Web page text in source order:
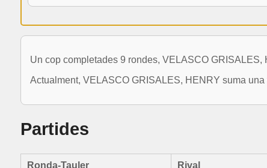
Un cop completades 9 rondes, VELASCO
Actualment, VELASCO GRISALES, HENRY suma
Partides
Ronda-Tauler Rival